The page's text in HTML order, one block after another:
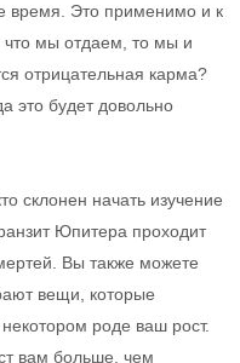
время. Это применимо и к
что мы отдаем, то мы и
отрицательная карма?
это будет довольно
склонен начать изучение
Юпитера проходит
Вы также можете
вещи, которые
роде ваш рост.
вам больше, чем